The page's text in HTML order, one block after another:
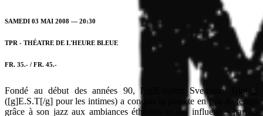
SAMEDI 03 MAI 2008 — 20:30
TPR - THÉATRE DE L'HEURE BLEUE
FR. 35.- / FR. 45.-
Fondé au début des années 90, l'[g]Esbjörn Svensson Trio[/g]
([g]E.S.T[/g] pour les intimes) a conquis la planète en peu de temps
grâce à son jazz aux ambiances éthérées et des influences parfois